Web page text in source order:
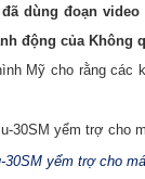
dùng đoạn
động của Không
Mỹ cho rằng các
30SM yểm trợ cho